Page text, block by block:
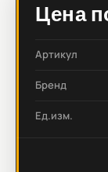
Цена
Артикул
Бренд
Ед.изм.